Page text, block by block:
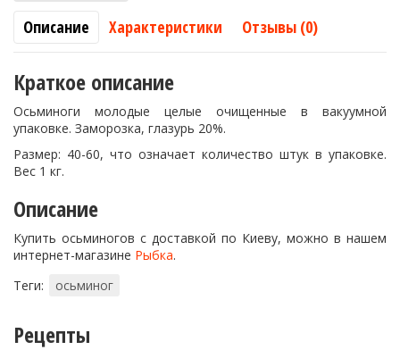
Описание
Характеристики Отзывы (0)
Краткое описание
Осьминоги молодые целые очищенные в вакуумной
упаковке. Заморозка, глазурь 20%.
Размер: 40-60, что означает количество штук в упаковке.
Вес 1 кг.
Описание
Купить осьминогов с доставкой по Киеву, можно в нашем
интернет-магазине Рыбка.
Теги:
осьминог
Рецепты